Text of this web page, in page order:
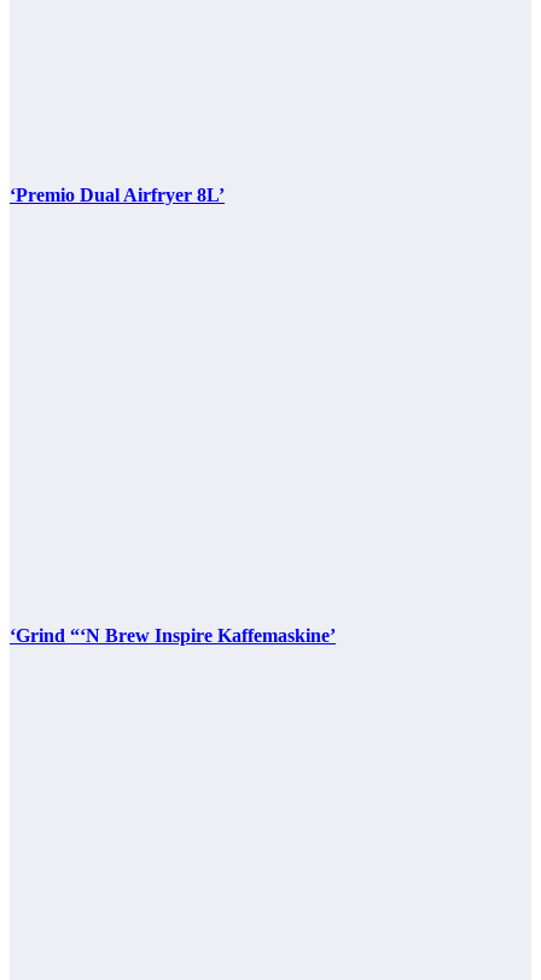
‘Premio Dual Airfryer 8L’
‘Grind “‘N Brew Inspire Kaffemaskine’